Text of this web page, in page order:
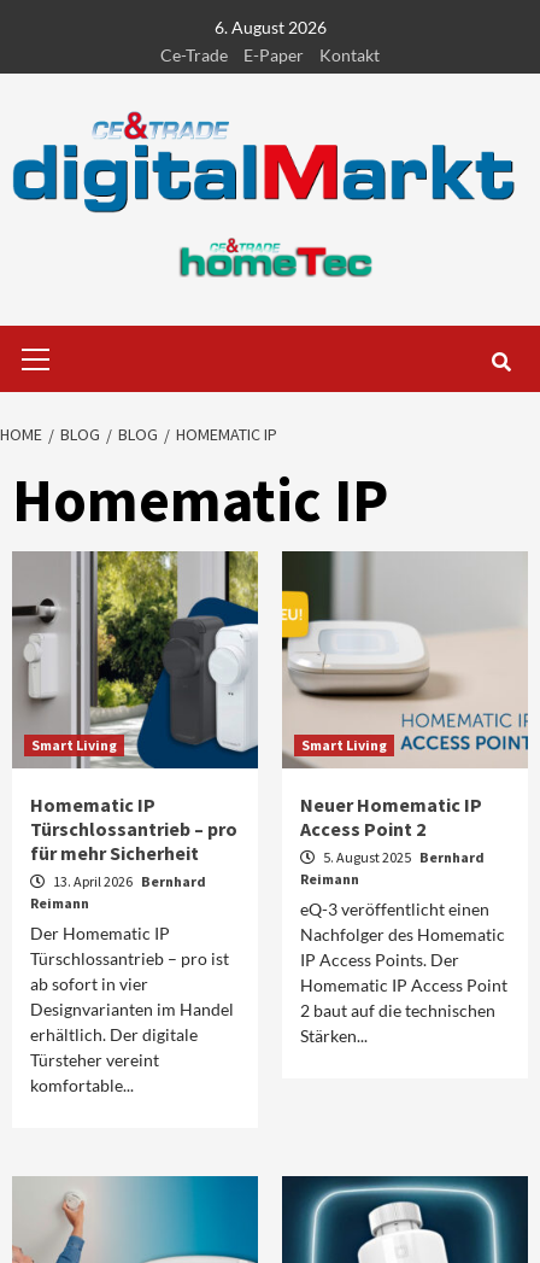
content
6. August 2026
Ce-Trade
E-Paper Kontakt
Menu
HOME BLOG BLOG HOMEMATIC IP
Homematic IP
Smart Living
Homematic IP
Türschlossantrieb – pro
für mehr Sicherheit
13. April 2026 Bernhard
Reimann
Der Homematic IP
Türschlossantrieb – pro ist
ab sofort in vier
Designvarianten im Handel
erhältlich. Der digitale
Türsteher vereint
komfortable...
Smart Living
Neuer Homematic IP
Access Point 2
5. August 2025 Bernhard
Reimann
eQ-3 veröffentlicht einen
Nachfolger des Homematic
IP Access Points. Der
Homematic IP Access Point
2 baut auf die technischen
Stärken...